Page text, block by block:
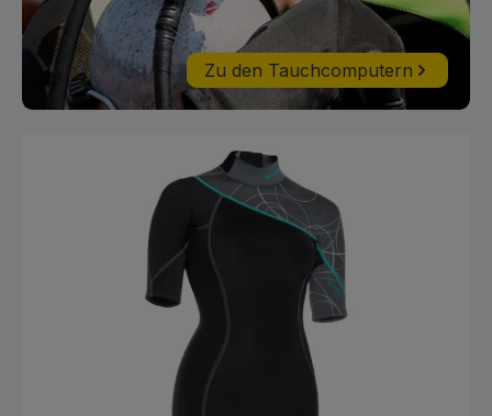
Wärmetauscher um den Ventilmechanismus leitet Kälte, die
durch expandierendes Gas entsteht, ab und zieht zugleich
Wärme aus dem umgebenden Wasser Der ergonomisch
geformte Blasenabweiser leitet ausgeatmete Luft aus Ihrem
Sichtfeld, sein Design erleichtert zudem das Ausatmen . Mit
einem 29“ Aqua Flex Gewebeschlauch verbunden. Diese
Schläuche sind leicht und extrem biegsam, was den Zug auf
perfekte Kaltwasser-Kombination mit dem Atemregler LEG3ND.
Treffen Sie Ihren neuen Partner. Der LEG3ND Octopus ist eine
hervorragende Wahl zur Ausstattung von zusätzlichen Pony-
oder Sicherheitsstopp-Flaschen. Pneumatisch balancierte
zweite Stufe bietet leichtgängiges, müheloses Atmen Das
Comfo-Bite™ Mundstück verhindert Kieferermüdung Ein
patentierter Wärmetauscher um den Ventilmechanismus leitet
Kälte, die durch expandierendes Gas entsteht, ab und zieht
zugleich Wärme aus dem umgebenden Wasser Der
ergonomisch geformte Blasenabweiser leitet ausgeatmete
Luft aus Ihrem Sichtfeld, sein Design erleichtert zudem das
Ausatmen . Mit einem 29“ Aqua Flex Gewebeschlauch
verbunden. Diese Schläuche sind leicht und extrem biegsam,
was den Zug auf das Mundstück verhindert
Zu den Tauchcomputern